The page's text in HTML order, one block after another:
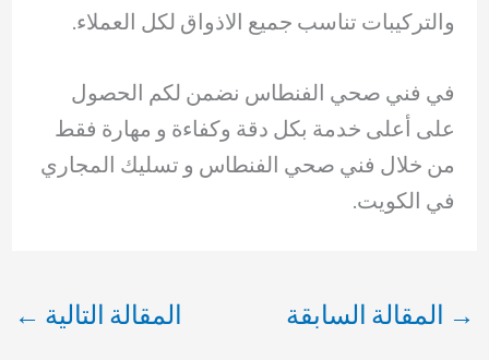
والتركيبات تناسب جميع الاذواق لكل العملاء.
في فني صحي الفنطاس نضمن لكم الحصول
على أعلى خدمة بكل دقة وكفاءة و مهارة فقط
من خلال فني صحي الفنطاس و تسليك المجاري
في الكويت.
→ المقالة السابقة المقالة التالية ←